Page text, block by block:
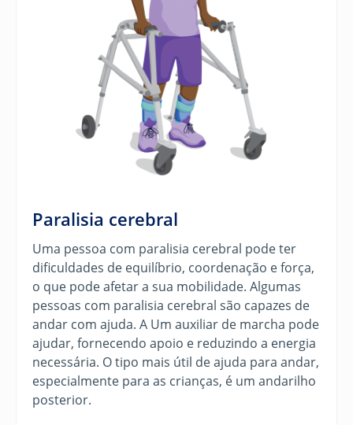
Paralisia cerebral
Uma pessoa com paralisia cerebral pode ter
dificuldades de equilíbrio, coordenação e força,
o que pode afetar a sua mobilidade. Algumas
pessoas com paralisia cerebral são capazes de
andar com ajuda. A Um auxiliar de marcha pode
ajudar, fornecendo apoio e reduzindo a energia
necessária. O tipo mais útil de ajuda para andar,
especialmente para as crianças, é um andarilho
posterior.